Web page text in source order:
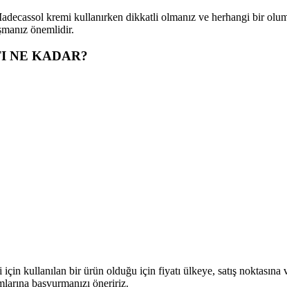
kremi kullanırken dikkatli olmanız ve herhangi bir
önemlidir.
NE KADAR?
kullanılan bir ürün olduğu için fiyatı ülkeye, satış
başvurmanızı öneririz.